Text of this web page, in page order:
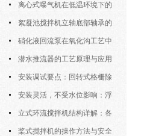
明 离心式曝气机在低温环境下的
运行特性与防冻措施
絮凝池搅拌机立轴底部轴承的
密封防水与免维护设计
硝化液回流泵在氧化沟工艺中
的布置位置对回流效果的影响
潜水推流器的工艺原理与应用
逻辑安装调试要点：回转式格栅除
污机的土建配合要求与水平度校准
安装灵活，不受水位影响：浮
筒式曝气机的结构优势与适用场景
立式环流搅拌机结构详解：各
部件的功能与协同
桨式搅拌机的操作方法与安全